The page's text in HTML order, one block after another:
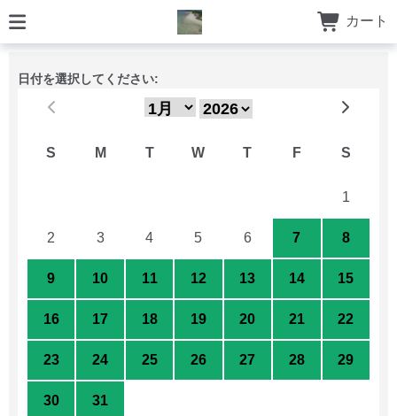
カート
日付を選択してください:
S M T W T F S
1
2 3 4 5 6 7 8
9 10 11 12 13 14 15
16 17 18 19 20 21 22
23 24 25 26 27 28 29
30 31